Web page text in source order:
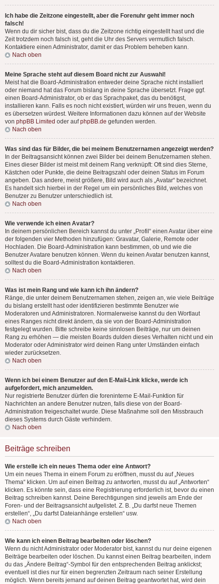
Ich habe die Zeitzone eingestellt, aber die Forenuhr geht immer noch
falsch!
Wenn du dir sicher bist, dass du die Zeitzone richtig eingestellt hast und die
Zeit trotzdem noch falsch ist, geht die Uhr des Servers vermutlich falsch.
Kontaktiere einen Administrator, damit er das Problem beheben kann.
Nach oben
Meine Sprache steht auf diesem Board nicht zur Auswahl!
Meist hat die Board-Administration entweder deine Sprache nicht installiert
oder niemand hat das Forum bislang in deine Sprache übersetzt. Frage ggf.
einen Board-Administrator, ob er das Sprachpaket, das du benötigst,
installieren kann. Falls es noch nicht existiert, würden wir uns freuen, wenn du
es übersetzen würdest. Weitere Informationen dazu können auf der Website
von phpBB Limited oder aufphpBB.de gefunden werden.
Nach oben
Was sind das für Bilder, die bei meinem Benutzernamen angezeigt werden?
In der Beitragsansicht können zwei Bilder bei deinem Benutzernamen stehen.
Eines dieser Bilder ist meist mit deinem Rang verknüpft: Oft sind dies Sterne,
Kästchen oder Punkte, die deine Beitragszahl oder deinen Status im Forum
angeben. Das andere, meist größere, Bild wird auch als „Avatar“ bezeichnet.
Es handelt sich hierbei in der Regel um ein persönliches Bild, welches von
Benutzer zu Benutzer unterschiedlich ist.
Nach oben
Wie verwende ich einen Avatar?
In deinem persönlichen Bereich kannst du unter „Profil“ einen Avatar über eine
der folgenden vier Methoden hinzufügen: Gravatar, Galerie, Remote oder
Hochladen. Die Board-Administration kann bestimmen, ob und wie die
Benutzer Avatare benutzen können. Wenn du keinen Avatar benutzen kannst,
solltest du die Board-Administration kontaktieren.
Nach oben
Was ist mein Rang und wie kann ich ihn ändern?
Ränge, die unter deinem Benutzernamen stehen, zeigen an, wie viele Beiträge
du bislang erstellt hast oder identifizieren bestimmte Benutzer wie
Moderatoren und Administratoren. Normalerweise kannst du den Wortlaut
eines Ranges nicht direkt ändern, da sie von der Board-Administration
festgelegt wurden. Bitte schreibe keine sinnlosen Beiträge, nur um deinen
Rang zu erhöhen — die meisten Boards dulden dieses Verhalten nicht und ein
Moderator oder Administrator wird deinen Rang unter Umständen einfach
wieder zurücksetzen.
Nach oben
Wenn ich bei einem Benutzer auf den E-Mail-Link klicke, werde ich
aufgefordert, mich anzumelden.
Nur registrierte Benutzer dürfen die foreninterne E-Mail-Funktion für
Nachrichten an andere Benutzer nutzen, falls diese von der Board-
Administration freigeschaltet wurde. Diese Maßnahme soll den Missbrauch
dieses Systems durch Gäste verhindern.
Nach oben
Beiträge schreiben
Wie erstelle ich ein neues Thema oder eine Antwort?
Um ein neues Thema in einem Forum zu eröffnen, musst du auf „Neues
Thema“ klicken. Um auf einen Beitrag zu antworten, musst du auf „Antworten“
klicken. Es könnte sein, dass eine Registrierung erforderlich ist, bevor du einen
Beitrag schreiben kannst. Deine Berechtigungen sind jeweils am Ende der
Foren- und der Beitragsansicht aufgelistet. Z. B. „Du darfst neue Themen
erstellen“, „Du darfst Dateianhänge erstellen“ usw.
Nach oben
Wie kann ich einen Beitrag bearbeiten oder löschen?
Wenn du nicht Administrator oder Moderator bist, kannst du nur deine eigenen
Beiträge bearbeiten oder löschen. Du kannst einen Beitrag bearbeiten, indem
du das „Ändere Beitrag“-Symbol für den entsprechenden Beitrag anklickst;
eventuell ist dies nur für einen begrenzten Zeitraum nach seiner Erstellung
möglich. Wenn bereits jemand auf deinen Beitrag geantwortet hat, wird dein